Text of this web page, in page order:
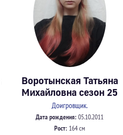
Воротынская Татьяна
Михайловна сезон 25
Доигровщик.
Дата рождения: 05.10.2011
Рост: 164 см